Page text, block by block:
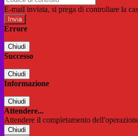
E-mail inviata, si prega di controllare la
Errore
Chiudi
Successo
Chiudi
Informazione
Chiudi
Attendere...
Attendere il completamento
Chiudi